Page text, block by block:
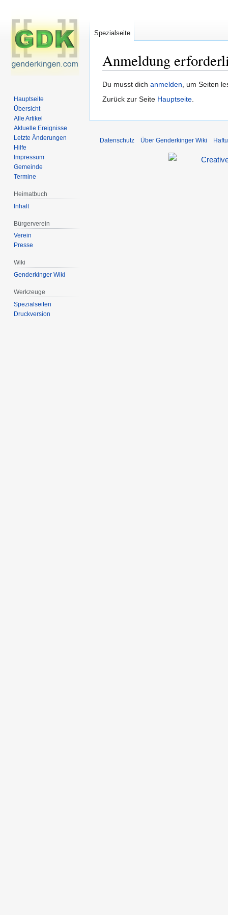
Anmeldung
Zur
Navigation
Zur
Suche
Du musst dich anmelden, um Seiten
Zurück zur Seite Hauptseite.
Spezialseite
Hauptseite
Übersicht
Alle Artikel
Aktuelle Ereignisse
Letzte Änderungen
Hilfe
Impressum
Gemeinde
Termine
Heimatbuch
Inhalt
Bürgerverein
Verein
Presse
Wiki
Genderkinger Wiki
Werkzeuge
Spezialseiten
Druckversion
Datenschutz Über Genderkinger Wiki